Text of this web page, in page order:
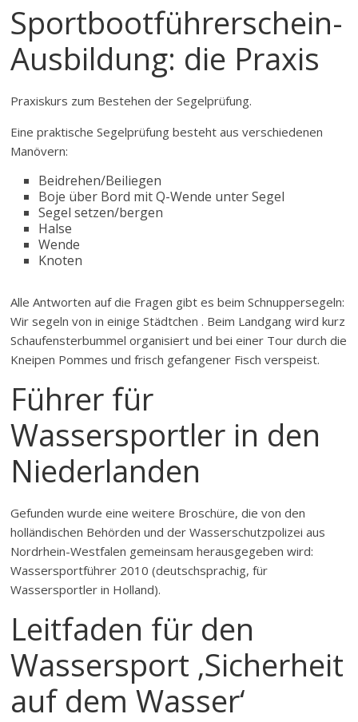
Sportbootführerschein-
Ausbildung: die Praxis
Praxiskurs zum Bestehen der Segelprüfung.
Eine praktische Segelprüfung besteht aus verschiedenen
Manövern:
Beidrehen/Beiliegen
Boje über Bord mit Q-Wende unter Segel
Segel setzen/bergen
Halse
Wende
Knoten
Alle Antworten auf die Fragen gibt es beim Schnuppersegeln:
Wir segeln von in einige Städtchen . Beim Landgang wird kurz
Schaufensterbummel organisiert und bei einer Tour durch die
Kneipen Pommes und frisch gefangener Fisch verspeist.
Führer für
Wassersportler in den
Niederlanden
Gefunden wurde eine weitere Broschüre, die von den
holländischen Behörden und der Wasserschutzpolizei aus
Nordrhein-Westfalen gemeinsam herausgegeben wird:
Wassersportführer 2010 (deutschsprachig, für
Wassersportler in Holland).
Leitfaden für den
Wassersport ‚Sicherheit
auf dem Wasser‘